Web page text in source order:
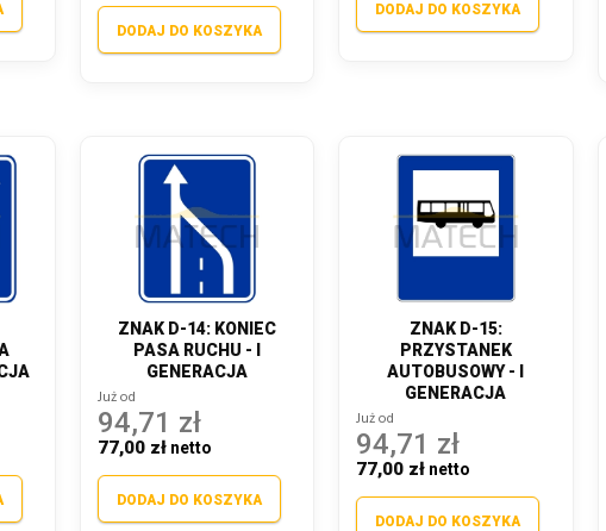
DODAJ DO KOSZYKA
DODAJ DO KOSZYKA
ZNAK D-14: KONIEC
PASA RUCHU - I
GENERACJA
Już od
94,71 zł
77,00 zł
DODAJ DO KOSZYKA
ZNAK D-15:
PRZYSTANEK
AUTOBUSOWY - I
GENERACJA
Już od
94,71 zł
77,00 zł
DODAJ DO KOSZYKA